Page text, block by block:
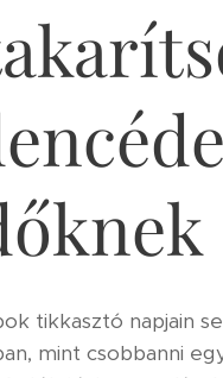
tikkasztó napjain
mint csobbanni